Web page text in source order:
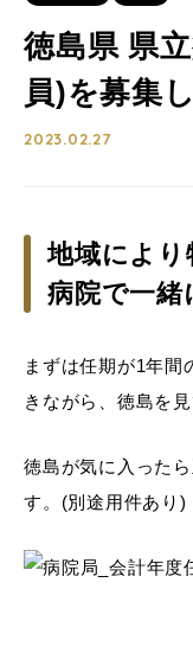
徳島県 県
員)を募集
2023.02.27
地域により
病院で一緒
まずは任期が1年間
きながら、徳島を
徳島が気に入った
す。(別途用件あり)